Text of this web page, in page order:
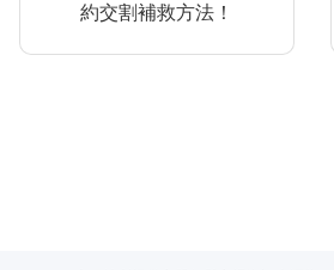
約交割補救方法！